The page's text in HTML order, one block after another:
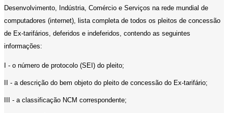
Desenvolvimento, Indústria, Comércio e Serviços na rede mundial de
computadores (internet), lista completa de todos os pleitos de concessão
de Ex-tarifários, deferidos e indeferidos, contendo as seguintes
informações:
I - o número de protocolo (SEI) do pleito;
II - a descrição do bem objeto do pleito de concessão do Ex-tarifário;
III - a classificação NCM correspondente;